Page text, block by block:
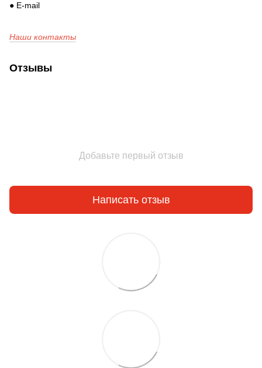
● E-mail
Наши контакты
Отзывы
Добавьте первый отзыв
Написать отзыв